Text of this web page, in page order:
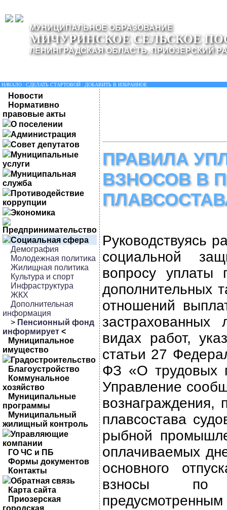
МУНИЦИПАЛЬНОЕ ОБРАЗОВАНИЕ
МИЧУРИНСКОЕ СЕЛЬСКОЕ
ЛЕНИНГРАДСКАЯ ОБЛАСТЬ, ПРИОЗЕРСКИЙ
НАЧАЛО СДЕЛАТЬ СТАРТОВОЙ ДОБАВИТЬ В ИЗБРАННОЕ
Новости
Нормативно
правовые акты
О поселении
Администрация
Совет депутатов
Муниципальные
услуги
Муниципальная
служба
Противодействие
коррупции
Экономика
Предпринимательство
Социальная сфера
Демография
Молодежная политика
Жилищная политика
Культура и спорт
Инфраструктура
ЖКХ
Дополнительная
информация
> Пенсионный фонд
информирует <
Муниципальное
имущество
Градостроительство
Благоустройство
Коммунальное
хозяйство
Муниципальные
программы
Муниципальный
жилищный контроль
Управляющие
компании
ГО ЧС и ПБ
Формы документов
Контакты
Обратная связь
Карта сайта
Приозерская
городская
ПРАВИЛА
ВЗНОСОВ В
Руководствуясь
социальной
вопросу уплаты
дополнительных
отношений
застрахованных
видах работ,
статьи 27
ФЗ «О трудовых
Управление
вознаграждения,
плавсостава
рыбной
оплачиваемых
основного
взносы по